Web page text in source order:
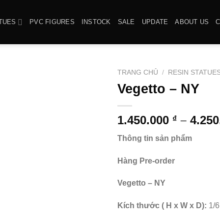
PVC FIGURES INSTOCK SALE UPDATE ABOUT US
TRANG CHỦ / RESIN
Vegetto – NY
1.450.000 ₫ –
Thông tin sản phẩm
Hàng Pre-order
Vegetto – NY
Kích thước ( H x W x D): 1/